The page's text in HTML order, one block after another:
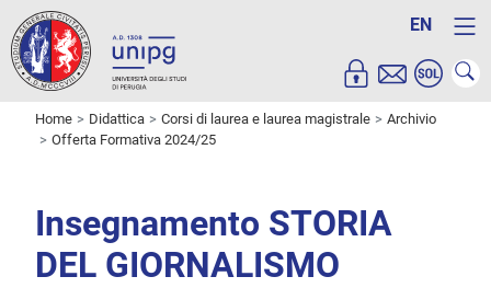
EN
Home Didattica Corsi di laurea e laurea magistrale
Archivio
Offerta Formativa 2024/25
Insegnamento STORIA
DEL GIORNALISMO